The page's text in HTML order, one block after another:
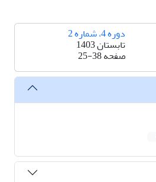
دوره 4، شماره 2
تابستان 1403
صفحه25-38